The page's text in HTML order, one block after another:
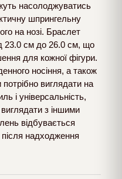
насолоджуватись
шпрингельну
на нозі. Браслет
23.0 см до 26.0 см, що
для кожної фігури.
носіння, а також
виглядати на
і універсальність,
з іншими
відбувається
після надходження